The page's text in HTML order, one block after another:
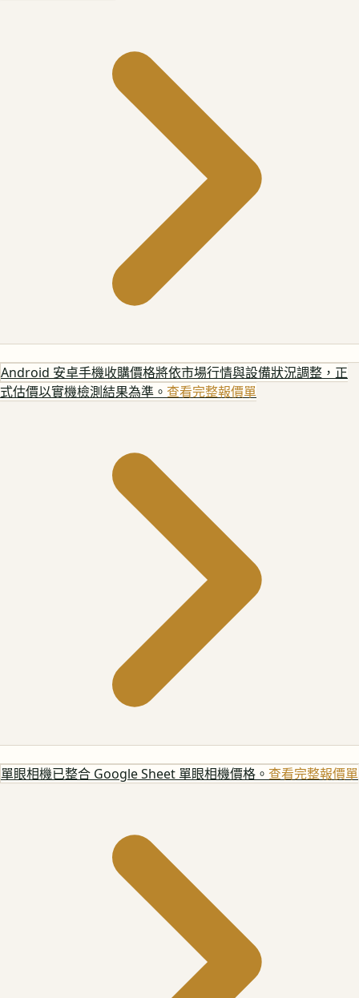
Android 安卓手機收購價格將依市場行情與設備狀況調整，正
式估價以實機檢測結果為準。 查看完整報價單
單眼相機已整合 Google Sheet 單眼相機價格。 查看完整報價單